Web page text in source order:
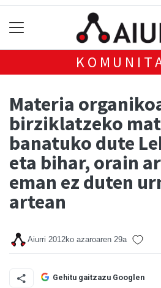
Materia
birziklatzeko
banatuko dute
eta bihar, orain
eman ez duten
artean
Aiurri 2012ko azaroaren 29a
Gehitu gaitzazu Googlen